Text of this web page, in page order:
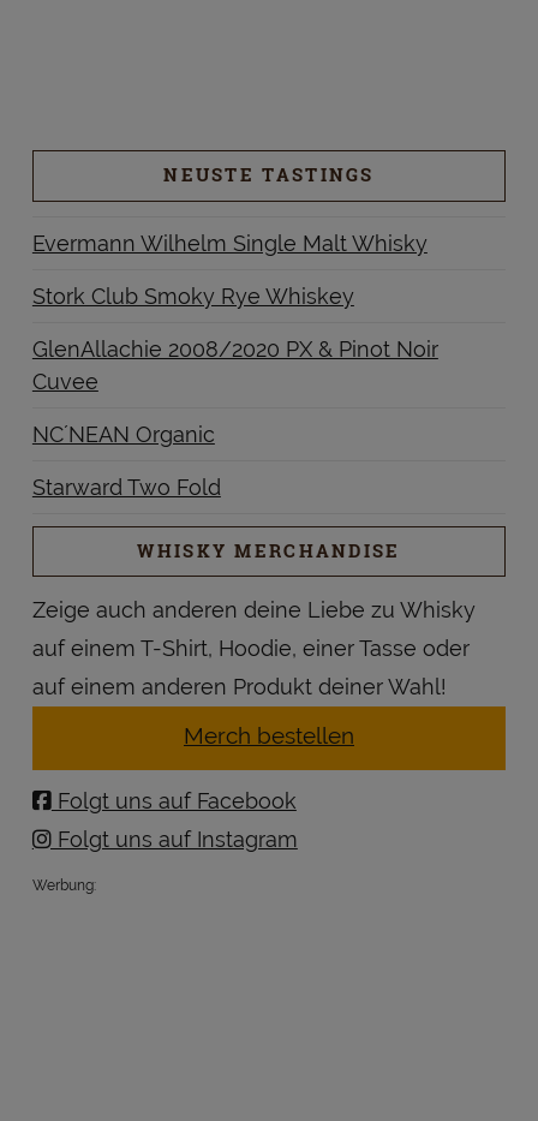
NEUSTE TASTINGS
Evermann Wilhelm Single Malt Whisky
Stork Club Smoky Rye Whiskey
GlenAllachie 2008/2020 PX & Pinot Noir
Cuvee
NC´NEAN Organic
Starward Two Fold
WHISKY MERCHANDISE
Zeige auch anderen deine Liebe zu Whisky
auf einem T-Shirt, Hoodie, einer Tasse oder
auf einem anderen Produkt deiner Wahl!
Merch bestellen
Folgt uns auf Facebook
Folgt uns auf Instagram
Werbung: